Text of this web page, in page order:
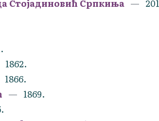
Стојадиновић Српкиња
1862.
1866.
1869.